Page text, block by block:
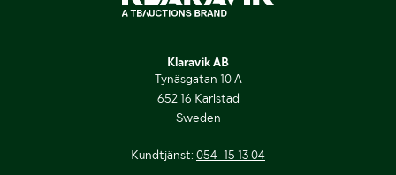
Klaravik AB
Tynäsgatan 10 A
652 16 Karlstad
Sweden
Kundtjänst: 054-15 13 04